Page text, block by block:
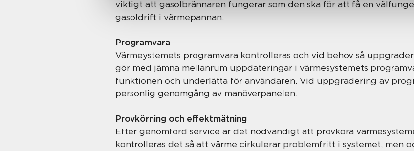
viktigt att gasolbrännaren fungerar som den ska för att få en
gasoldrift i värmepannan.
Programvara
Värmeystemets programvara kontrolleras och vid behov så
gör med jämna mellanrum uppdateringar i värmesystemets
funktionen och underlätta för användaren. Vid uppgradering av
personlig genomgång av manöverpanelen.
Provkörning och effektmätning
Efter genomförd service är det nödvändigt att provköra
kontrolleras det så att värme cirkulerar problemfritt i systemet, men